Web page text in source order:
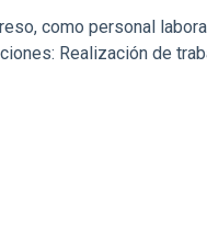
como personal
Realización de